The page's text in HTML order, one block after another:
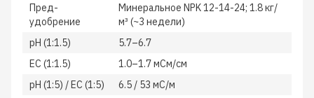
Пред-
удобрение
Минеральное NPK 12-14-24; 1.8 кг/
м³ (~3 недели)
pH (1:1.5)
5.7–6.7
EC (1:1.5)
1.0–1.7 мСм/см
pH (1:5) / EC (1:5)
6.5 / 53 мС/м